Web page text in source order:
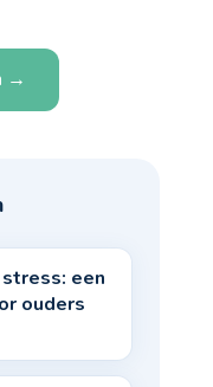
→
een
ouders